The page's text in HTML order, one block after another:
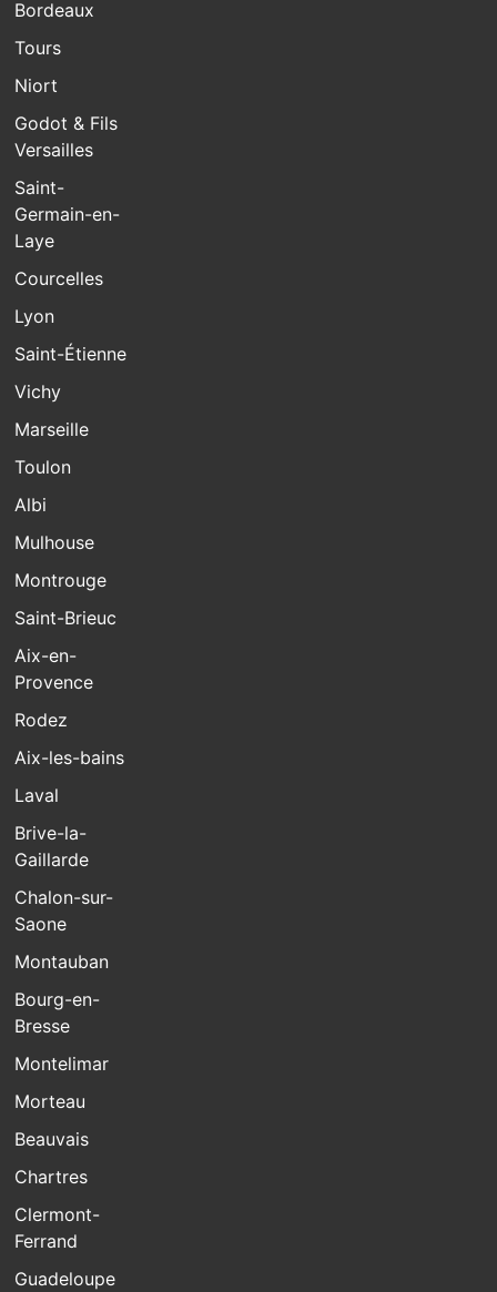
Bordeaux
Tours
Niort
Godot & Fils
Versailles
Saint-
Germain-en-
Laye
Courcelles
Lyon
Saint-Étienne
Vichy
Marseille
Toulon
Albi
Mulhouse
Montrouge
Saint-Brieuc
Aix-en-
Provence
Rodez
Aix-les-bains
Laval
Brive-la-
Gaillarde
Chalon-sur-
Saone
Montauban
Bourg-en-
Bresse
Montelimar
Morteau
Beauvais
Chartres
Clermont-
Ferrand
Guadeloupe